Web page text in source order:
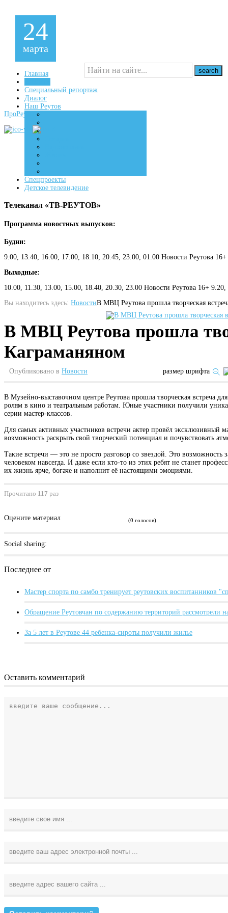
16+
ПроРеутов
Главная
Специальный репортаж
Диалог
Наш Реутов
Спецпроекты
Детское телевидение
Телеканал «ТВ-РЕУТОВ»
Программа новостных выпусков:
Будни:
9.00, 13.40, 16.00, 17.00, 18.10, 20.45, 23.00, 01.00 Новости Реутова
Выходные:
10.00, 11.30, 13.00, 15.00, 18.40, 20.30, 23.00 Новости Реутова 16+
Вы находитесь здесь: НовостиВ МВЦ Реутова прошла творческая
24
марта
В МВЦ Реутова прошла
Каграманяном
Опубликовано в Новости размер шрифта
В Музейно-выставочном центре Реутова прошла творческая встреча
ролям в кино и театральным работам. Юные участники получили
серии мастер-классов.
Для самых активных участников встречи актер провёл эксклюзивный
возможность раскрыть свой творческий потенциал и почувствовать
Такие встречи — это не просто разговор со звездой. Это возможность
человеком навсегда. И даже если кто-то из этих ребят не станет
их жизнь ярче, богаче и наполнит её настоящими эмоциями.
Прочитано 117 раз
Оцените материал (0 голосов)
Social sharing:
Последнее от
Мастер спорта по самбо тренирует реутовских воспитанников
Обращение Реутовчан по содержанию территорий рассмотрели
За 5 лет в Реутове 44 ребенка-сироты получили жилье
Оставить комментарий